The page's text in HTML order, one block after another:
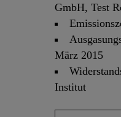
GmbH, Test
März 2015
Institut